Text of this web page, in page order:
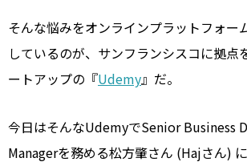
そんな悩みをオンラインプラットフォー
しているのが、サンフランシスコに拠点
ートアップの『Udemy』だ。
今日はそんなUdemyでSenior Business
Managerを務める松方肇さん (Hajさん)